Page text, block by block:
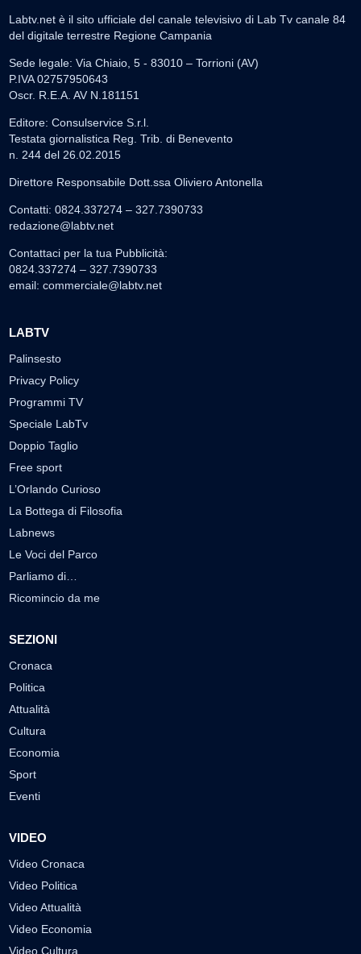
Labtv.net è il sito ufficiale del canale televisivo di Lab Tv canale 84
del digitale terrestre Regione Campania
Sede legale: Via Chiaio, 5 - 83010 – Torrioni (AV)
P.IVA 02757950643
Oscr. R.E.A. AV N.181151
Editore: Consulservice S.r.l.
Testata giornalistica Reg. Trib. di Benevento
n. 244 del 26.02.2015
Direttore Responsabile Dott.ssa Oliviero Antonella
Contatti: 0824.337274 – 327.7390733
redazione@labtv.net
Contattaci per la tua Pubblicità:
0824.337274 – 327.7390733
email: commerciale@labtv.net
LABTV
Palinsesto
Privacy Policy
Programmi TV
Speciale LabTv
Doppio Taglio
Free sport
L’Orlando Curioso
La Bottega di Filosofia
Labnews
Le Voci del Parco
Parliamo di…
Ricomincio da me
SEZIONI
Cronaca
Politica
Attualità
Cultura
Economia
Sport
Eventi
VIDEO
Video Cronaca
Video Politica
Video Attualità
Video Economia
Video Cultura